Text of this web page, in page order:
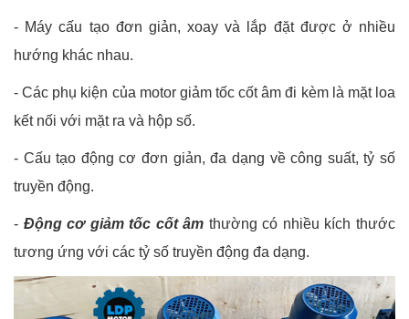
- Máy cấu tạo đơn giản, xoay và lắp đặt được ở nhiều
hướng khác nhau.
- Các phụ kiện của motor giảm tốc cốt âm đi kèm là mặt loa
kết nối với mặt ra và hộp số.
- Cấu tạo động cơ đơn giản, đa dạng về công suất, tỷ số
truyền động.
- Động cơ giảm tốc cốt âm thường có nhiều kích thước
tương ứng với các tỷ số truyền động đa dạng.